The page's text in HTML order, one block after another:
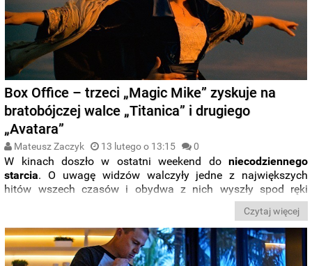
Box Office – trzeci „Magic Mike” zyskuje na
bratobójczej walce „Titanica” i drugiego
„Avatara”
Mateusz Zaczyk 13 lutego o 13:15 0
W kinach doszło w ostatni weekend doniecodziennego
starcia. O uwagę widzów walczyły jedne z największych
hitów wszech czasów i obydwa z nich wyszły spod ręki
25. rocznicy premierydo kin
”, który odebrał nieco widzów
drugiemu „Avatarowi”. Na ich potyczce zyskał „Magic Mike:
Ostatni taniec”, który cieszył się największym
zainteresowaniem wśród widzów.
Czytaj więcej